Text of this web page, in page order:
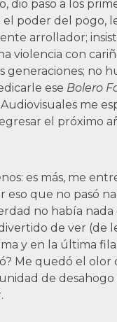
dio paso a los
el poder del pogo,
arrollador;
violencia con
generaciones; no
ese Bolero
me
el próximo
es más, me
que no pasó
no había
de ver (de
y en la última
Me quedó el
de